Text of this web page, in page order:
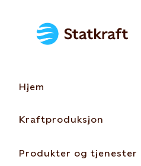
Hjem
Kraftproduksjon
Produkter og tjenester